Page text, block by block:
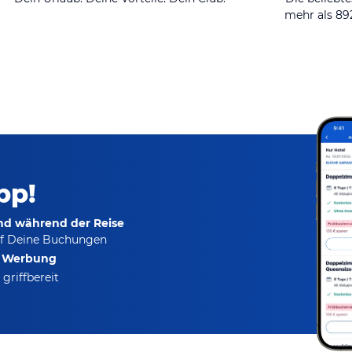
mehr als
während der Reise
Deine Buchungen
griffbereit